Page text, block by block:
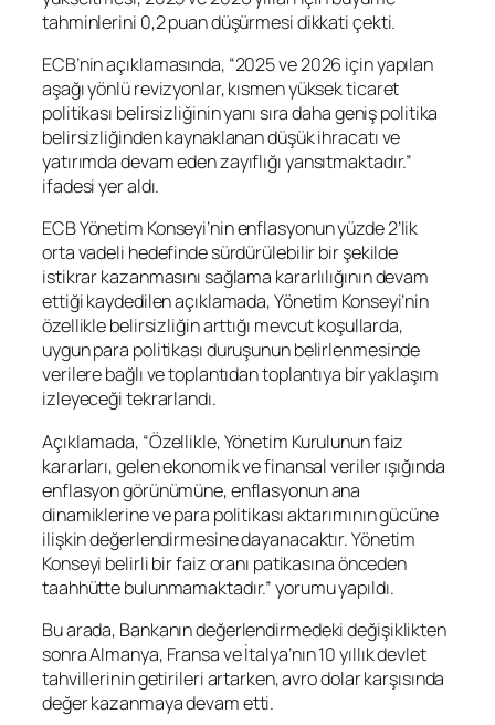
tahminlerini 0,2 puan düşürmesi dikkati çekti.
ECB’nin açıklamasında, “2025 ve 2026 için yapılan
aşağı yönlü revizyonlar, kısmen yüksek ticaret
politikası belirsizliğinin yanı sıra daha geniş politika
belirsizliğinden kaynaklanan düşük ihracatı ve
yatırımda devam eden zayıflığı yansıtmaktadır.”
ifadesi yer aldı.
ECB Yönetim Konseyi’nin enflasyonun yüzde 2’lik
orta vadeli hedefinde sürdürülebilir bir şekilde
istikrar kazanmasını sağlama kararlılığının devam
ettiği kaydedilen açıklamada, Yönetim Konseyi’nin
özellikle belirsizliğin arttığı mevcut koşullarda,
uygun para politikası duruşunun belirlenmesinde
verilere bağlı ve toplantıdan toplantıya bir yaklaşım
izleyeceği tekrarlandı.
Açıklamada, “Özellikle, Yönetim Kurulunun faiz
kararları, gelen ekonomik ve finansal veriler ışığında
enflasyon görünümüne, enflasyonun ana
dinamiklerine ve para politikası aktarımının gücüne
ilişkin değerlendirmesine dayanacaktır. Yönetim
Konseyi belirli bir faiz oranı patikasına önceden
taahhütte bulunmamaktadır.” yorumu yapıldı.
Bu arada, Bankanın değerlendirmedeki değişiklikten
sonra Almanya, Fransa ve İtalya’nın 10 yıllık devlet
tahvillerinin getirileri artarken, avro dolar karşısında
değer kazanmaya devam etti.